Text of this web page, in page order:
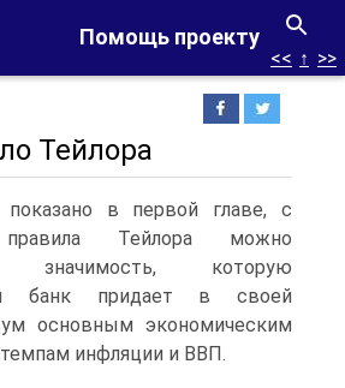
Помощь проекту
<< ↑ >>
Тейлора
в первой главе, с
Тейлора можно
значимость, которую
банк придает в своей
основным экономическим
инфляции и ВВП.